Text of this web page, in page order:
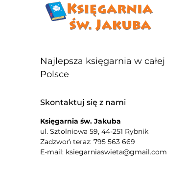
Najlepsza księgarnia w całej
Polsce
Skontaktuj się z nami
Księgarnia św. Jakuba
ul. Sztolniowa 59, 44-251 Rybnik
Zadzwoń teraz: 795 563 669
E-mail: ksiegarniaswieta@gmail.com